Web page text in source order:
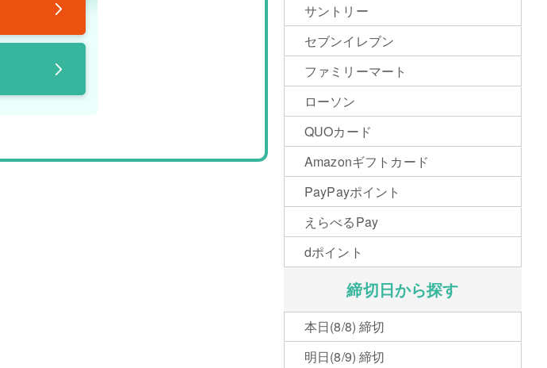
サントリー
セブンイレブン
ファミリーマート
ローソン
QUOカード
Amazonギフトカード
PayPayポイント
えらべるPay
dポイント
締切日から探す
本日(8/8) 締切
明日(8/9) 締切